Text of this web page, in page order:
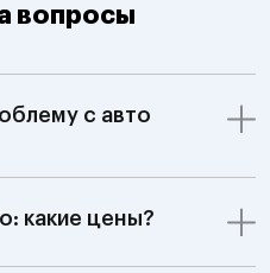
вопросы
с авто
какие цены?